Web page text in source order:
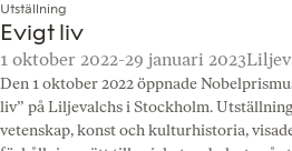
Utställning
Evigt liv
1 oktober 2022-29 januari 2023
Den 1 oktober 2022 öppnade
liv” på Liljevalchs i Stockholm.
vetenskap, konst och kulturhistoria,